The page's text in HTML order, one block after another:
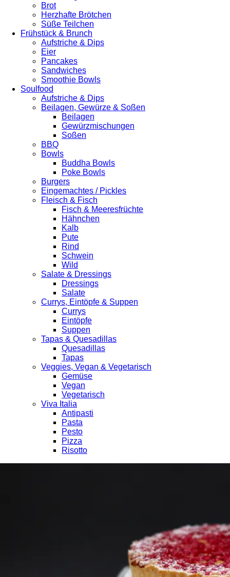
Brot
Herzhafte Brötchen
Süße Teilchen
Frühstück & Brunch
Aufstriche & Dips
Eier
Pancakes
Sandwiches
Smoothie Bowls
Soulfood
Aufstriche & Dips
Beilagen, Gewürze & Soßen
Beilagen
Gewürzmischungen
Soßen
BBQ
Bowls
Buddha Bowls
Poke Bowls
Burgers
Eingemachtes / Pickles
Fleisch & Fisch
Fisch & Meeresfrüchte
Hähnchen
Kalb
Pute
Rind
Schwein
Wild
Salate & Dressings
Dressings
Salate
Currys, Eintöpfe & Suppen
Currys
Eintöpfe
Suppen
Tapas & Quesadillas
Quesadillas
Tapas
Veggies, Vegan & Vegetarisch
Gemüse
Vegan
Vegetarisch
Viva Italia
Antipasti
Pasta
Pesto
Pizza
Risotto